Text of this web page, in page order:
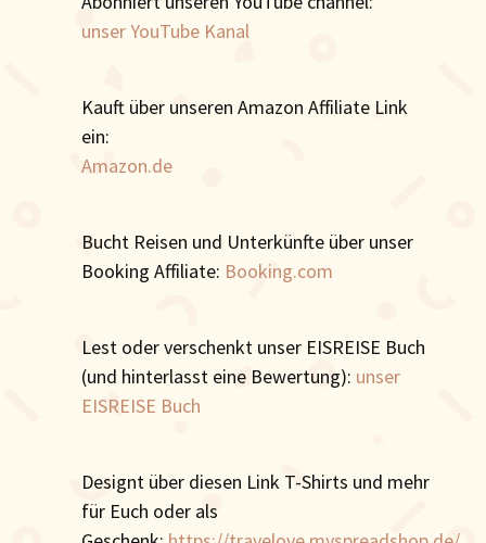
unser YouTube Kanal
Kauft über unseren Amazon Affiliate Link
ein:
Amazon.de
Bucht Reisen und Unterkünfte über unser
Booking Affiliate: Booking.com
Lest oder verschenkt unser EISREISE Buch
(und hinterlasst eine Bewertung): unser
EISREISE Buch
Designt über diesen Link T-Shirts und mehr
für Euch oder als